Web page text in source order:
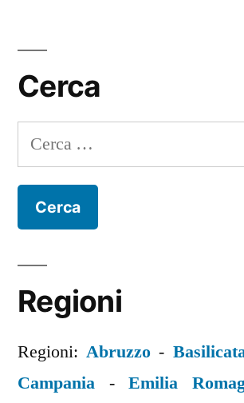
Cerca
Ricerca
per:
Regioni
Regioni:Abruzzo -
Campania -Emilia